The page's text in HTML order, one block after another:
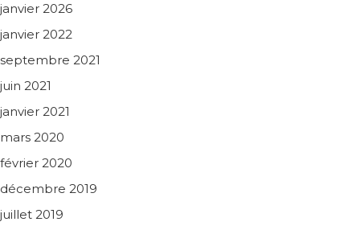
janvier 2026
janvier 2022
septembre 2021
juin 2021
janvier 2021
mars 2020
février 2020
décembre 2019
juillet 2019